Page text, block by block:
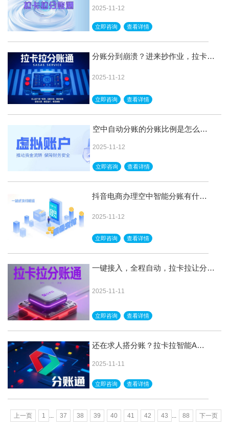
2025-11-12
立即咨询 查看详情
分账分到崩溃？进来抄作业，拉卡拉
2025-11-12
立即咨询 查看详情
空中自动分账的分账比例是怎么弄
2025-11-12
立即咨询 查看详情
抖音电商办理空中智能分账有什么
2025-11-12
立即咨询 查看详情
一键接入，全程自动，拉卡拉让分账
2025-11-11
立即咨询 查看详情
还在求人搭分账？拉卡拉智能API
2025-11-11
立即咨询 查看详情
上一页 1 37 38 39 40 41 42 43 88 下一页